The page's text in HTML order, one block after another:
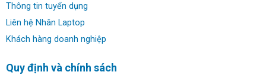
Thông tin tuyển dụng
Liên hệ Nhân Laptop
Khách hàng doanh nghiệp
Quy định và chính sách